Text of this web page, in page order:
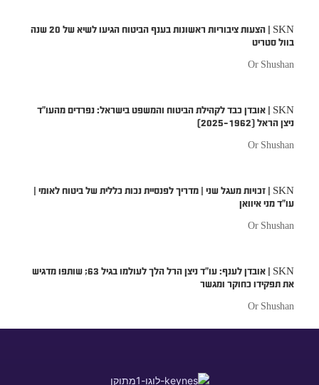
SKN | הצעות ציבוריות ראשונות בענף הביטוח הגיעו לשיא של 20 שנה
בוול סטריט
Or Shushan
SKN | אובדן כבד לקהילת הביטוח והמשפט בישראל: נפרדים מהעו״ד
ניצן הראל (1962–2025)
Or Shushan
SKN | זכויות מעגל שני | מדריך לפנסיית נכות כללית של ביטוח לאומי |
עו”ד מני איוואן
Or Shushan
SKN | אובדן לענף: עו”ד ניצן הרל הלך לעולמו בגיל 63; שותפו מדגיש
את תפקידו כחוקר ומגשר
Or Shushan